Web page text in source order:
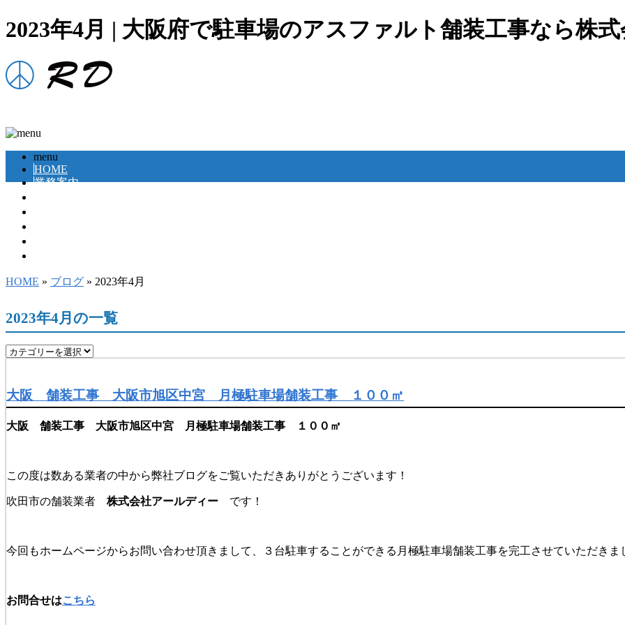
2023年4月 | 大阪府で駐車場のアスファルト舗装工事なら株
menu
HOME
業務案内
HOME » ブログ » 2023年4月
2023年4月の一覧
大阪 舗装工事 大阪市旭区中宮 月極駐車場舗装工事 １００㎡
大阪 舗装工事 大阪市旭区中宮 月極駐車場舗装工事 １００㎡
この度は数ある業者の中から弊社ブログをご覧いただきありがとうございます！
吹田市の舗装業者 株式会社アールディー です！
今回もホームページからお問い合わせ頂きまして、３台駐車することができる月極駐車場舗装工事を完工させていただきま
お問合せはこちら